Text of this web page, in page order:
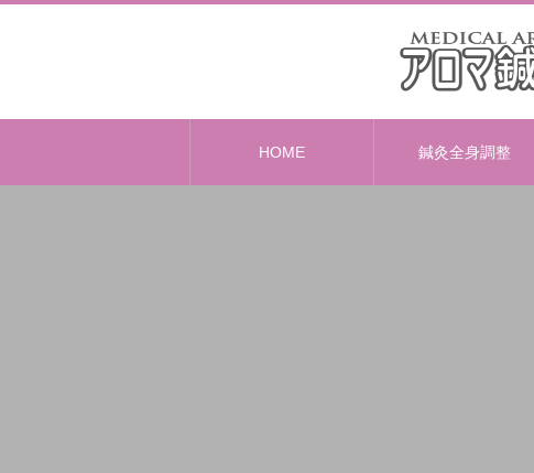
HOME 鍼灸全身調整